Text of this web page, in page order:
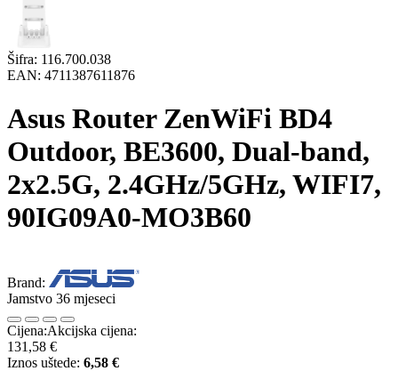
Šifra: 116.700.038
EAN: 4711387611876
Asus Router ZenWiFi BD4
Outdoor, BE3600, Dual-band,
2x2.5G, 2.4GHz/5GHz, WIFI7,
90IG09A0-MO3B60
Brand:
Jamstvo 36 mjeseci
Cijena:Akcijska cijena:
131,58 €
Iznos uštede: 6,58 €